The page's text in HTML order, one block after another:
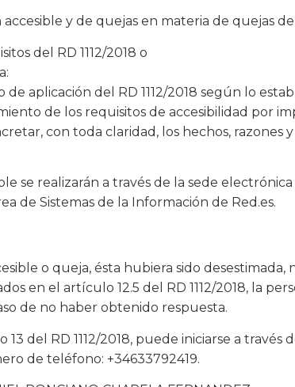
y de quejas en materia de quejas
del RD 1112/2018 o
aplicación del RD 1112/2018 según lo
de los requisitos de accesibilidad por
con toda claridad, los hechos,
se realizarán a través de la sede electrónica
de Sistemas de la Información de Red.es.
o queja, ésta hubiera sido
en el artículo 12.5 del RD 1112/2018, la
de no haber obtenido respuesta.
del RD 1112/2018, puede iniciarse a
de teléfono: +34633792419.